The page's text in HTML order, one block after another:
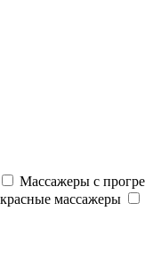
Массажеры с
массажеры